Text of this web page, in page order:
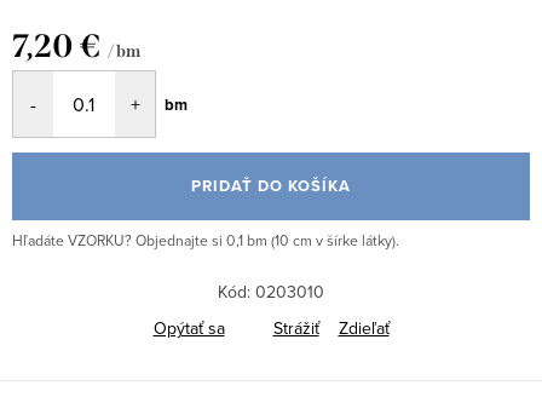
7,20 € / bm
cena:
bm
PRIDAŤ DO KOŠÍKA
Hľadáte VZORKU? Objednajte si 0,1 bm (10 cm v šírke látky).
Kód: 0203010
Opýtať sa
Strážiť Zdieľať